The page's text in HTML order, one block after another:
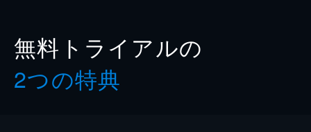
無料トライアルの
2つの特典